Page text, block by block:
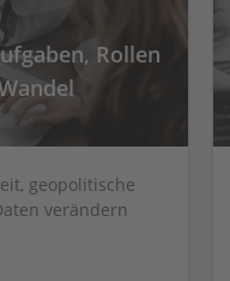
Rollen
geopolitische
verändern